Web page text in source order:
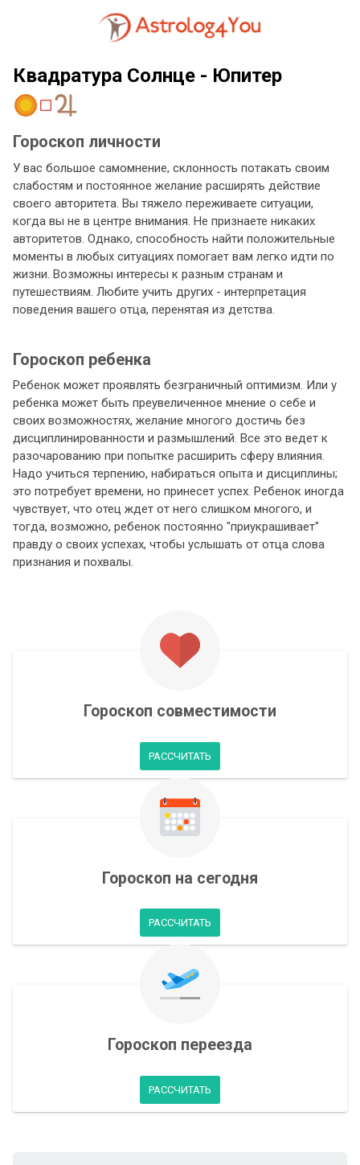
Квадратура Солнце - Юпитер
Гороскоп личности
У вас большое самомнение, склонность потакать своим
слабостям и постоянное желание расширять действие
своего авторитета. Вы тяжело переживаете ситуации,
когда вы не в центре внимания. Не признаете никаких
авторитетов. Однако, способность найти положительные
моменты в любых ситуациях помогает вам легко идти по
жизни. Возможны интересы к разным странам и
путешествиям. Любите учить других - интерпретация
поведения вашего отца, перенятая из детства.
Гороскоп ребенка
Ребенок может проявлять безграничный оптимизм. Или у
ребенка может быть преувеличенное мнение о себе и
своих возможностях, желание многого достичь без
дисциплинированности и размышлений. Все это ведет к
разочарованию при попытке расширить сферу влияния.
Надо учиться терпению, набираться опыта и дисциплины;
это потребует времени, но принесет успех. Ребенок иногда
чувствует, что отец ждет от него слишком многого, и
тогда, возможно, ребенок постоянно "приукрашивает"
правду о своих успехах, чтобы услышать от отца слова
признания и похвалы.
Гороскоп совместимости
РАССЧИТАТЬ
Гороскоп на сегодня
РАССЧИТАТЬ
Гороскоп переезда
РАССЧИТАТЬ